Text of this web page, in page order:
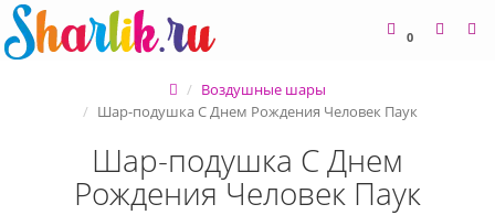
0
Воздушные шары
Шар-подушка С Днем Рождения Человек Паук
Шар-подушка С Днем
Рождения Человек Паук